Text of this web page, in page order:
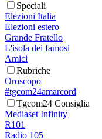
Speciali
Elezioni Italia
Elezioni estero
Grande Fratello
L'isola dei famosi
Amici
Rubriche
Oroscopo
#tgcom24amarcord
Tgcom24 Consiglia
Mediaset Infinity
R101
Radio 105